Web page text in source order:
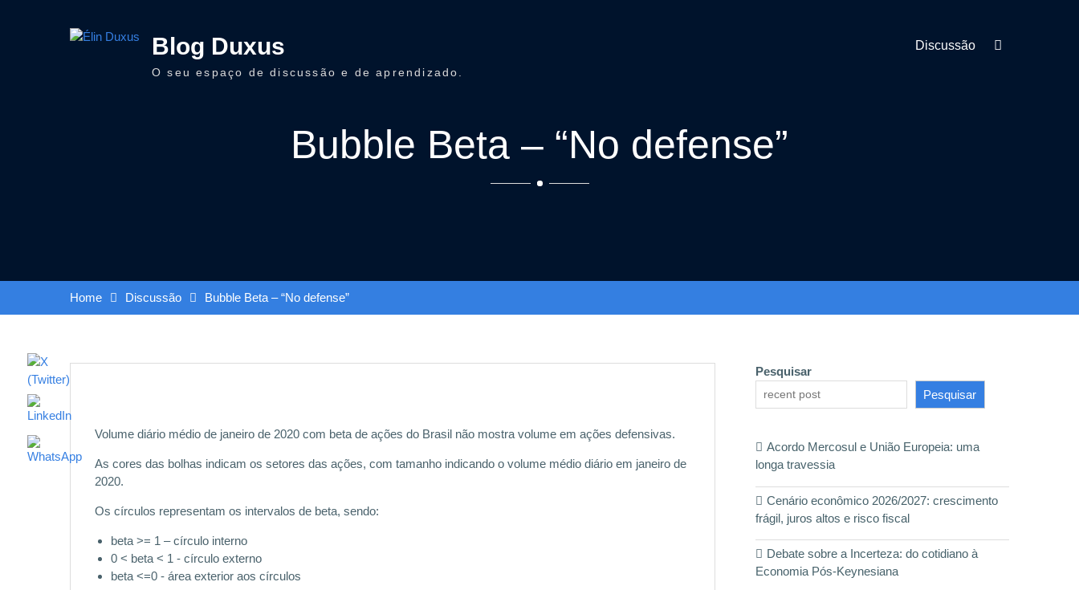
Blog Duxus
O seu espaço de discussão e de aprendizado.
Discussão
Bubble Beta – “No defense”
Home Discussão Bubble Beta – “No defense”
Volume diário médio de janeiro de 2020 com beta de ações do Brasil não mostra volume em ações defensivas.
As cores das bolhas indicam os setores das ações, com tamanho indicando o volume médio diário em janeiro de
2020.
Os círculos representam os intervalos de beta, sendo:
beta >= 1 – círculo interno
0 < beta < 1 - círculo externo
beta <=0 - área exterior aos círculos
Pesquisar
Pesquisar
Acordo Mercosul e União Europeia: uma
longa travessia
Cenário econômico 2026/2027: crescimento
frágil, juros altos e risco fiscal
Debate sobre a Incerteza: do cotidiano à
Economia Pós-Keynesiana